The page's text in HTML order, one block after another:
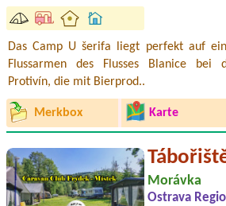
Das Camp U šerifa liegt perfekt auf
Flussarmen des Flusses Blanice bei
Protivín, die mit Bierprod..
Merkbox Karte
Morávka
Ostrava